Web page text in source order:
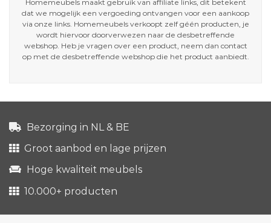
Homemeubels maakt gebruik van affiliate links, dit betekent
dat we mogelijk een vergoeding ontvangen voor een aankoop
via onze links. Homemeubels verkoopt zelf géén producten, je
wordt hiervoor doorverwezen naar de desbetreffende
webshop. Heb je vragen over een product, neem dan contact
op met de desbetreffende webshop die het product aanbiedt.
Bezorging in NL & BE
Groot aanbod en lage prijzen
Hoge kwaliteit meubels
10.000+ producten